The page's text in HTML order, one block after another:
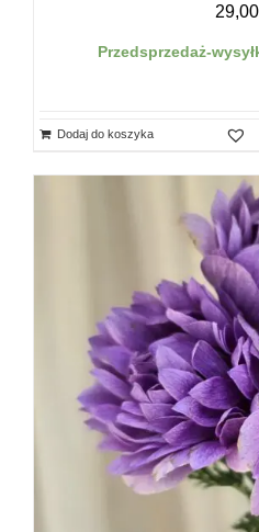
29,00
Przedsprzedaż-
Dodaj do koszyka